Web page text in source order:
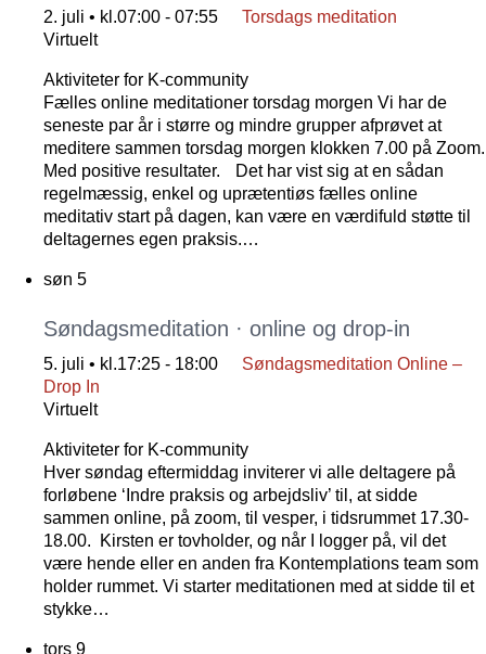
2. juli • kl.07:00 - 07:55
Torsdags meditation
Virtuelt
Aktiviteter for K-community
Fælles online meditationer torsdag morgen Vi har de
seneste par år i større og mindre grupper afprøvet at
meditere sammen torsdag morgen klokken 7.00 på Zoom.
Med positive resultater. Det har vist sig at en sådan
regelmæssig, enkel og uprætentiøs fælles online
meditativ start på dagen, kan være en værdifuld støtte til
deltagernes egen praksis.…
søn 5
Søndagsmeditation · online og drop-in
5. juli • kl.17:25 - 18:00
Søndagsmeditation Online –
Drop In
Virtuelt
Aktiviteter for K-community
Hver søndag eftermiddag inviterer vi alle deltagere på
forløbene ‘Indre praksis og arbejdsliv’ til, at sidde
sammen online, på zoom, til vesper, i tidsrummet 17.30-
18.00. Kirsten er tovholder, og når I logger på, vil det
være hende eller en anden fra Kontemplations team som
holder rummet. Vi starter meditationen med at sidde til et
stykke…
tors 9